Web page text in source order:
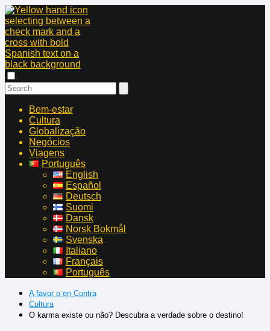
Bem-estar
Cultura
Globalização
Negócios
Viagens
Português
English
Español
Deutsch
Suomi
Dansk
Norsk Bokmål
Svenska
Italiano
Français
Português
A favor o en Contra
Cultura
O karma existe ou não? Descubra a verdade sobre o destino!